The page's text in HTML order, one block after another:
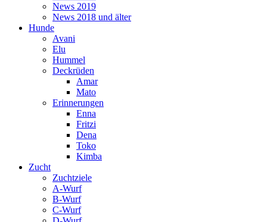
News 2019
News 2018 und älter
Hunde
Avani
Elu
Hummel
Deckrüden
Amar
Mato
Erinnerungen
Enna
Fritzi
Dena
Toko
Kimba
Zucht
Zuchtziele
A-Wurf
B-Wurf
C-Wurf